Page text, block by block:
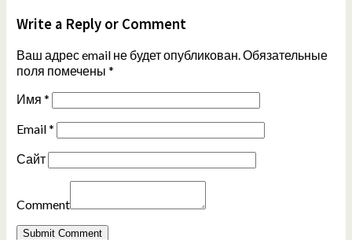
Write a Reply or Comment
Ваш адрес email не будет опубликован.Обязательные
поля помечены *
Имя *
Email*
Сайт
Comment